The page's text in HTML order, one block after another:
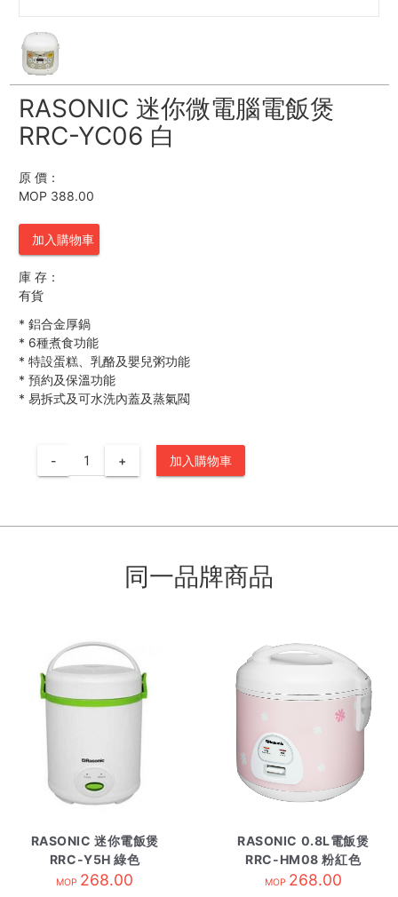
RASONIC 迷你微電腦電飯煲
RRC-YC06 白
原 價：
MOP 388.00
加入購物車
庫 存：
有貨
* 鋁合金厚鍋
* 6種煮食功能
* 特設蛋糕、乳酪及嬰兒粥功能
* 預約及保溫功能
* 易拆式及可水洗內蓋及蒸氣閥
- + 加入購物車
同一品牌商品
RASONIC 迷你電飯煲
RRC-Y5H 綠色
MOP 268.00
RASONIC 0.8L電飯煲
RRC-HM08 粉紅色
MOP 268.00